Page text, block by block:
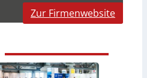
Zur Firmenwebsite